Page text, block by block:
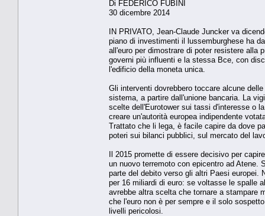
Di FEDERICO FUBINI
30 dicembre 2014
IN PRIVATO, Jean-Claude Juncker va
piano di investimenti il lussemburghese ha
all'euro per dimostrare di poter resistere alla
governi più influenti e la stessa Bce, con
l'edificio della moneta unica.
Gli interventi dovrebbero toccare alcune
sistema, a partire dall'unione bancaria. La
scelte dell'Eurotower sui tassi d'interesse o
creare un'autorità europea indipendente
Trattato che li lega, è facile capire da dove
poteri sui bilanci pubblici, sul mercato del
Il 2015 promette di essere decisivo per
un nuovo terremoto con epicentro ad Atene.
parte del debito verso gli altri Paesi europei.
per 16 miliardi di euro: se voltasse le spalle
avrebbe altra scelta che tornare a stampare
che l'euro non è per sempre e il solo
livelli pericolosi.